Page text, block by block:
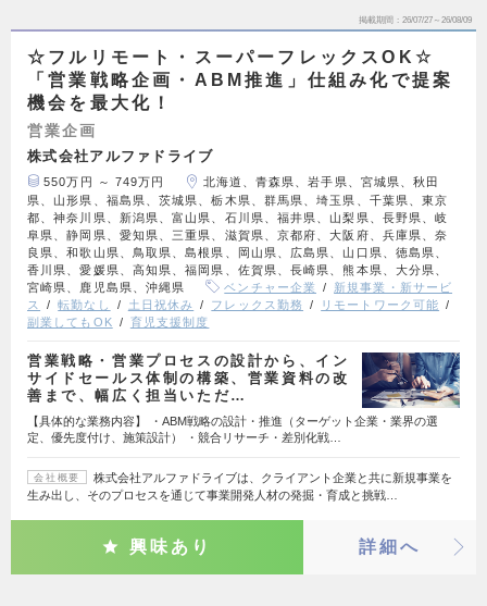
掲載期間 26/07/27～26/08/09
☆フルリモート・スーパーフレックスOK☆
「営業戦略企画・ABM推進」仕組み化で提案
機会を最大化！
営業企画
株式会社アルファドライブ
550万円 ～ 749万円
北海道、青森県、岩手県、宮城県、秋田
県、山形県、福島県、茨城県、栃木県、群馬県、埼玉県、千葉県、東京
都、神奈川県、新潟県、富山県、石川県、福井県、山梨県、長野県、岐
阜県、静岡県、愛知県、三重県、滋賀県、京都府、大阪府、兵庫県、奈
良県、和歌山県、鳥取県、島根県、岡山県、広島県、山口県、徳島県、
香川県、愛媛県、高知県、福岡県、佐賀県、長崎県、熊本県、大分県、
宮崎県、鹿児島県、沖縄県
ベンチャー企業
新規事業・新サービ
ス
転勤なし 土日祝休み フレックス勤務
リモートワーク可能
副業してもOK
育児支援制度
営業戦略・営業プロセスの設計から、イン
サイドセールス体制の構築、営業資料の改
善まで、幅広く担当いただ…
【具体的な業務内容】 ・ABM戦略の設計・推進（ターゲット企業・業界の選
定、優先度付け、施策設計） ・競合リサーチ・差別化戦…
会社概要
株式会社アルファドライブは、クライアント企業と共に新規事業を
生み出し、そのプロセスを通じて事業開発人材の発掘・育成と挑戦…
興味あり 詳細へ